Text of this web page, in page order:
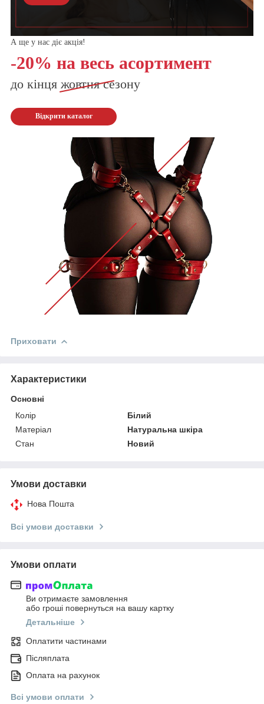
А ще у нас діє акція!
-20% на весь асортимент
до кінця жовтнясезону
Відкрити каталог
Приховати
Характеристики
Основні
Колір
Білий
Матеріал
Натуральна шкіра
Стан
Новий
Умови доставки
Нова Пошта
Всі умови доставки
Умови оплати
Ви отримаєте замовлення
або гроші повернуться на вашу картку
Детальніше
Оплатити частинами
Післяплата
Оплата на рахунок
Всі умови оплати